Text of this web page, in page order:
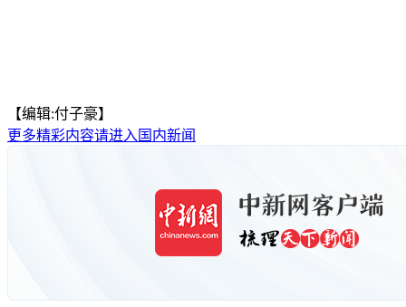
【编辑:付子豪】
更多精彩内容请进入国内新闻